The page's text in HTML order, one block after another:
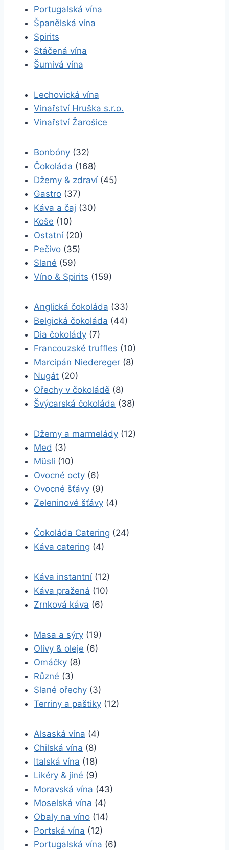
Portugalská vína
Španělská vína
Spirits
Stáčená vína
Šumivá vína
Lechovická vína
Vinařství Hruška s.r.o.
Vinařství Žarošice
Bonbóny (32)
Čokoláda (168)
Džemy & zdraví (45)
Gastro (37)
Káva a čaj (30)
Koše (10)
Ostatní (20)
Pečivo (35)
Slané (59)
Víno & Spirits (159)
Anglická čokoláda (33)
Belgická čokoláda (44)
Dia čokolády (7)
Francouzské truffles (10)
Marcipán Niedereger (8)
Nugát (20)
Ořechy v čokoládě (8)
Švýcarská čokoláda (38)
Džemy a marmelády (12)
Med (3)
Müsli (10)
Ovocné octy (6)
Ovocné šťávy (9)
Zeleninové šťávy (4)
Čokoláda Catering (24)
Káva catering (4)
Káva instantní (12)
Káva pražená (10)
Zrnková káva (6)
Masa a sýry (19)
Olivy & oleje (6)
Omáčky (8)
Různé (3)
Slané ořechy (3)
Terriny a paštiky (12)
Alsaská vína (4)
Chilská vína (8)
Italská vína (18)
Likéry & jiné (9)
Moravská vína (43)
Moselská vína (4)
Obaly na víno (14)
Portská vína (12)
Portugalská vína (6)